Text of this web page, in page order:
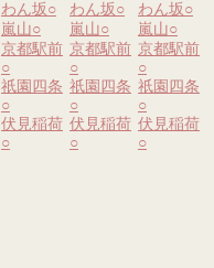
わん坂○
嵐山○
京都駅前
○
祇園四条
○
伏見稲荷
○
わん坂○
嵐山○
京都駅前
○
祇園四条
○
伏見稲荷
○
わん坂○
嵐山○
京都駅前
○
祇園四条
○
伏見稲荷
○